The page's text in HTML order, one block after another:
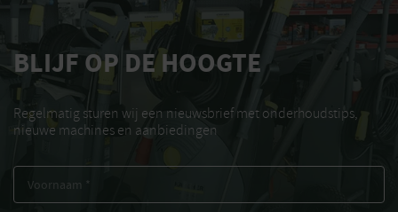
BLIJF OP DE HOOGTE
Regelmatig sturen wij een nieuwsbrief met onderhoudstips,
nieuwe machines en aanbiedingen